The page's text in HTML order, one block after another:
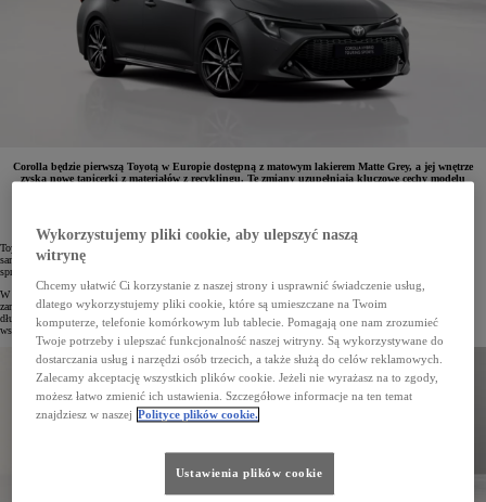
Corolla będzie pierwszą Toyotą w Europie dostępną z matowym lakierem Matte Grey, a jej wnętrze
zyska nowe tapicerki z materiałów z recyklingu. Te zmiany uzupełniają kluczowe cechy modelu
Toyota Corolla od lat odgrywa kluczową rolę w europejskiej ofercie marki, wyznaczając standardy dla
samochodów tworzonych na tutejszy rynek. To również globalny bestseller – na przestrzeni 12 generacji
sprzedano już ponad 50 milionów egzemplarzy, czyniąc ten model najchętniej wybieranym autem świata.
W Polsce ten kompakt nieprzerwanie zajmuje pierwsze miejsce sprzedaży od 2021 roku, zdobywając uznanie
zarówno kierowców prywatnych, jak i flotowych. Corolla znana jest z wysokiej jakości wykonania,
długowieczności i niezawodności, a także z dynamicznych, oszczędnych napędów hybrydowych oraz
wszechstronności, która sprawdza się w codziennym użytkowaniu.
Wykorzystujemy pliki cookie, aby ulepszyć naszą
witrynę
Chcemy ułatwić Ci korzystanie z naszej strony i usprawnić świadczenie usług,
dlatego wykorzystujemy pliki cookie, które są umieszczane na Twoim
komputerze, telefonie komórkowym lub tablecie. Pomagają one nam zrozumieć
Twoje potrzeby i ulepszać funkcjonalność naszej witryny. Są wykorzystywane do
dostarczania usług i narzędzi osób trzecich, a także służą do celów reklamowych.
Zalecamy akceptację wszystkich plików cookie. Jeżeli nie wyrażasz na to zgody,
możesz łatwo zmienić ich ustawienia. Szczegółowe informacje na ten temat
znajdziesz w naszej Polityce plików cookie.
Ustawienia plików cookie